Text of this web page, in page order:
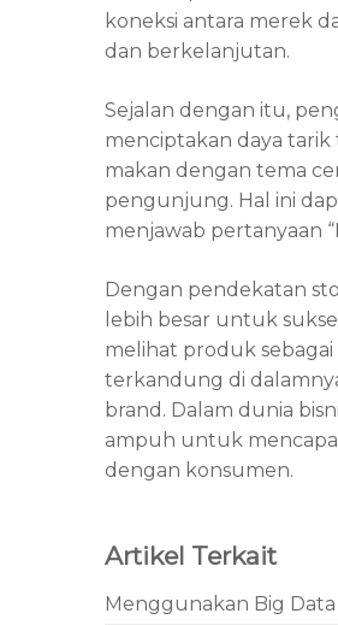
koneksi antara merek
dan berkelanjutan.
Sejalan dengan itu,
menciptakan daya tarik
makan dengan tema
pengunjung. Hal ini
menjawab pertanyaan
Dengan pendekatan
lebih besar untuk
melihat produk sebagai
terkandung di
brand. Dalam dunia
ampuh untuk
dengan konsumen.
Artikel Terkait
Menggunakan Big